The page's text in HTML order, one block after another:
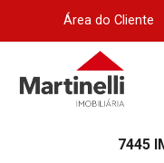
Área do Cliente
7445